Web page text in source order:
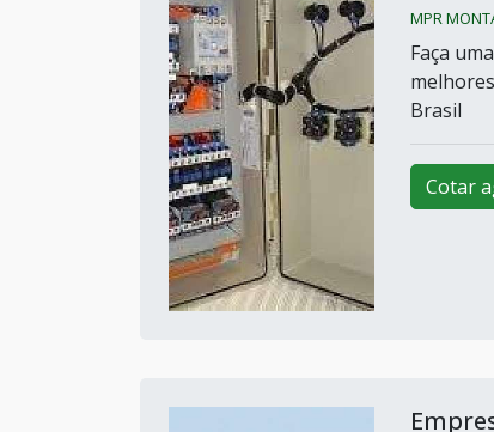
MPR
Faça
Brasil
Cotar